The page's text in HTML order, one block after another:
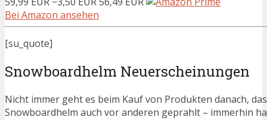
Bei Amazon ansehen
[su_quote]
Snowboardhelm Neuerscheinungen
Nicht immer geht es beim Kauf von Produkten danach,
Snowboardhelm auch vor anderen geprahlt – immerhin